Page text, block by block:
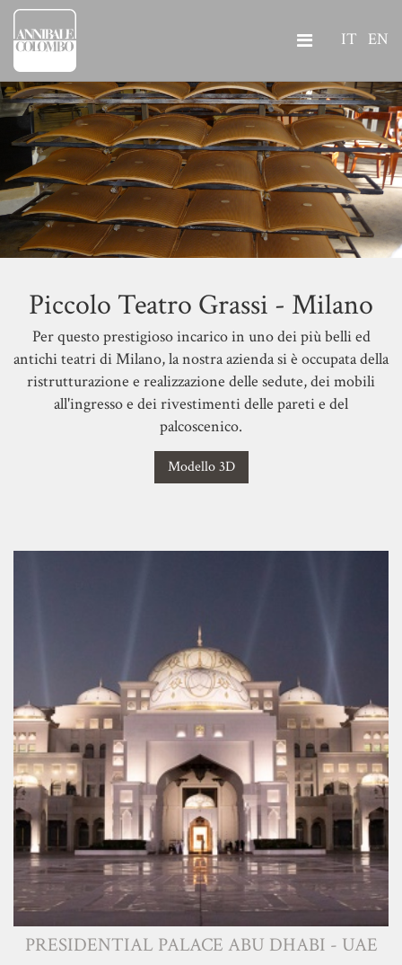
IT EN
Piccolo Teatro Grassi - Milano
Per questo prestigioso incarico in uno dei più belli ed
antichi teatri di Milano, la nostra azienda si è occupata della
ristrutturazione e realizzazione delle sedute, dei mobili
all'ingresso e dei rivestimenti delle pareti e del
palcoscenico.
Modello 3D
PRESIDENTIAL PALACE ABU DHABI - UAE